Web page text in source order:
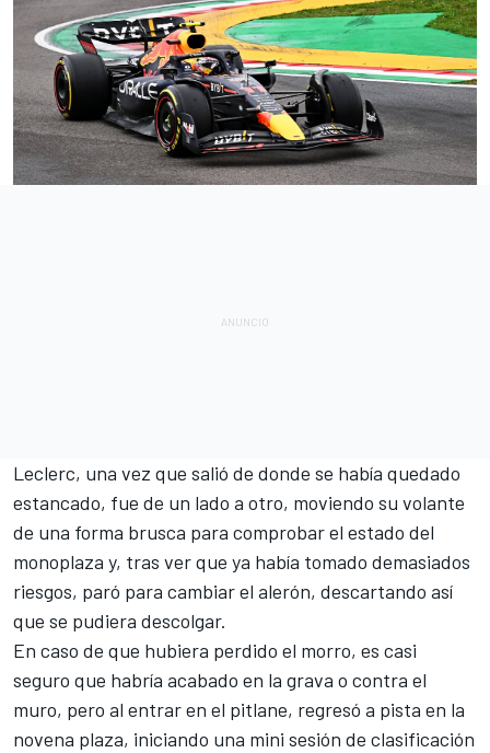
Leclerc, una vez que salió de donde se había quedado
estancado, fue de un lado a otro, moviendo su volante
de una forma brusca para comprobar el estado del
monoplaza y, tras ver que ya había tomado demasiados
riesgos, paró para cambiar el alerón, descartando así
que se pudiera descolgar.
En caso de que hubiera perdido el morro, es casi
seguro que habría acabado en la grava o contra el
muro, pero al entrar en el pitlane, regresó a pista en la
novena plaza, iniciando una mini sesión de clasificación